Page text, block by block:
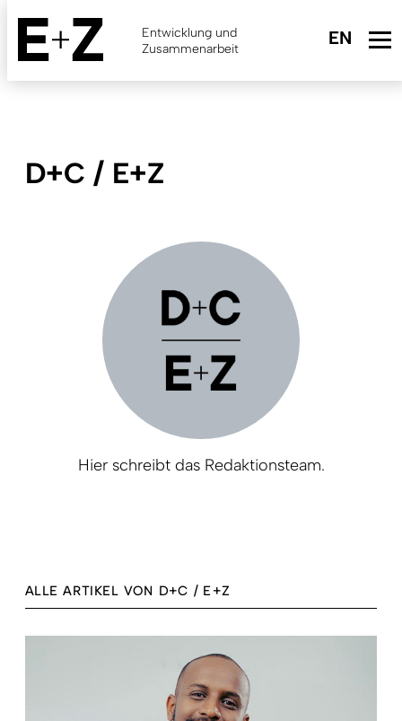
Skip
main
content
Entwicklung und
Zusammenarbeit
D+C / E+Z
Hier schreibt das Redaktionsteam.
ALLE ARTIKEL VON D+C / E+Z